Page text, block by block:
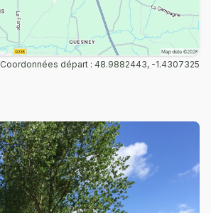
Coordonnées départ : 48.9882443, -1.4307325